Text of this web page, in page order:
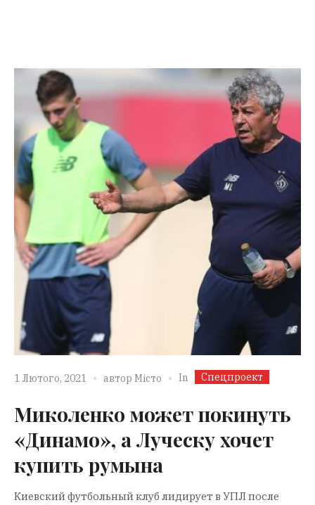
1 Лютого, 2021 автор Місто In Спецпроект
Миколенко может покинуть
«Динамо», а Луческу хочет
купить румына
Киевский футбольный клуб лидирует в УПЛ после